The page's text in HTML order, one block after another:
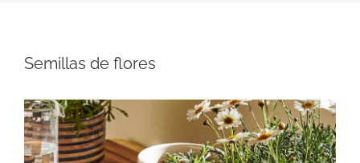
Semillas de flores